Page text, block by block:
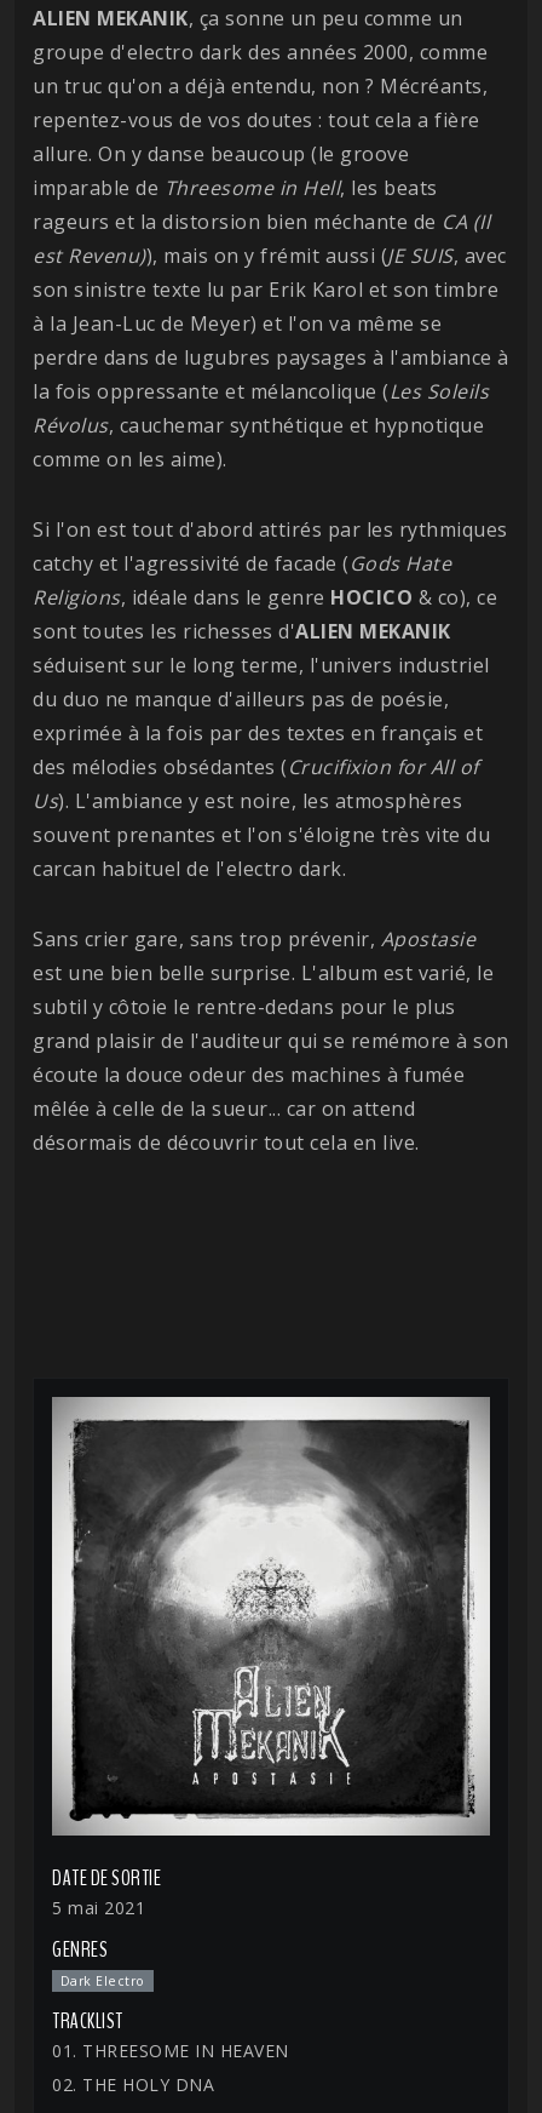
ALIEN MEKANIK, ça sonne un peu comme un
groupe d'electro dark des années 2000, comme
un truc qu'on a déjà entendu, non ? Mécréants,
repentez-vous de vos doutes : tout cela a fière
allure. On y danse beaucoup (le groove
imparable de Threesome in Hell, les beats
rageurs et la distorsion bien méchante de CA (Il
est Revenu)), mais on y frémit aussi (JE SUIS, avec
son sinistre texte lu par Erik Karol et son timbre
à la Jean-Luc de Meyer) et l'on va même se
perdre dans de lugubres paysages à l'ambiance à
la fois oppressante et mélancolique (Les Soleils
Révolus, cauchemar synthétique et hypnotique
comme on les aime).
Si l'on est tout d'abord attirés par les rythmiques
catchy et l'agressivité de facade (Gods Hate
Religions, idéale dans le genre HOCICO & co), ce
sont toutes les richesses d'ALIEN MEKANIK
séduisent sur le long terme, l'univers industriel
du duo ne manque d'ailleurs pas de poésie,
exprimée à la fois par des textes en français et
des mélodies obsédantes (Crucifixion for All of
Us). L'ambiance y est noire, les atmosphères
souvent prenantes et l'on s'éloigne très vite du
carcan habituel de l'electro dark.
Sans crier gare, sans trop prévenir, Apostasie
est une bien belle surprise. L'album est varié, le
subtil y côtoie le rentre-dedans pour le plus
grand plaisir de l'auditeur qui se remémore à son
écoute la douce odeur des machines à fumée
mêlée à celle de la sueur... car on attend
désormais de découvrir tout cela en live.
DATE DE SORTIE
5 mai 2021
GENRES
Dark Electro
TRACKLIST
01. THREESOME IN HEAVEN
02. THE HOLY DNA